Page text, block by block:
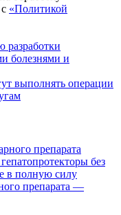
«Политикой
разработки
болезнями и
выполнять операции
препарата
без
в полную силу
препарата —